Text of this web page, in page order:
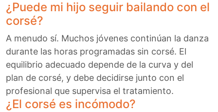
¿Puede mi hijo seguir bailando con el
corsé?
A menudo sí. Muchos jóvenes continúan la danza
durante las horas programadas sin corsé. El
equilibrio adecuado depende de la curva y del
plan de corsé, y debe decidirse junto con el
profesional que supervisa el tratamiento.
¿El corsé es incómodo?